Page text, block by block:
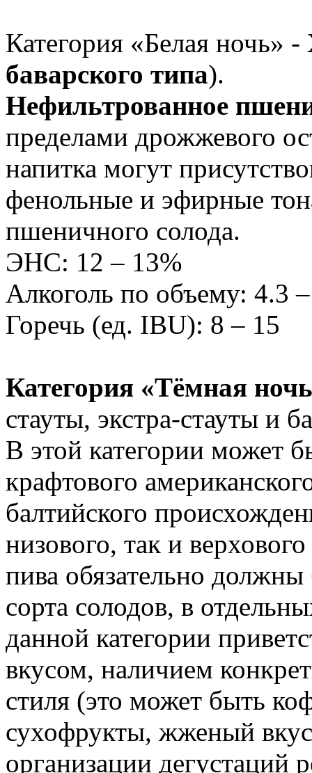
Категория «Белая ночь» -
баварского типа).
Нефильтрованное
пределами дрожжевого
напитка могут
фенольные и эфирные
пшеничного солода.
ЭНС: 12 – 13%
Алкоголь по объему: 4.3
Горечь (ед. IBU): 8 – 15
Категория «Тёмная
стауты, экстра-стауты и
В этой категории может
крафтового
балтийского
низового, так и
пива обязательно
сорта солодов, в
данной категории
вкусом, наличием
стиля (это может быть
сухофрукты, жженый
организации дегустаций